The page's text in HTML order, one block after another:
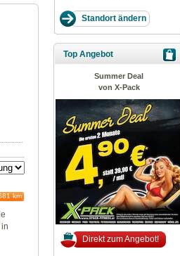
km
Top Angebot
Summer Deal
von X-Pack
Direkt zum Angebot!